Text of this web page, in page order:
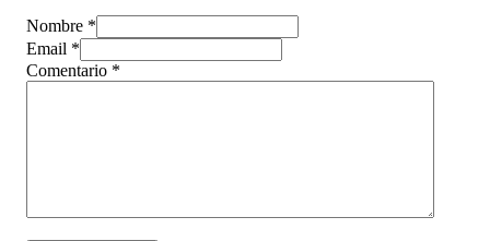
Nombre *
Email *
Comentario *